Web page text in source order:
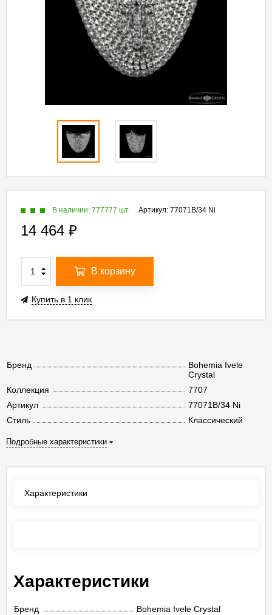
Бренд
Bohemia Ivele
Crystal
Коллекция
7707
Артикул
77071B/34 Ni
Стиль
Классический
Подробные характеристики
Артикул: 77071B/34 Ni
В наличии: 777777 шт.
14 464 ₽
В корзину
Купить в 1 клик
Характеристики
Характеристики
Бренд Bohemia Ivele Crystal